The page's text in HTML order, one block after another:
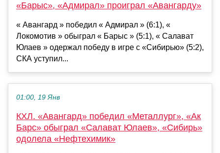
«Барыс», «Адмирал» проиграл «Авангарду»
« Авангард » победил « Адмирал » (6:1), «
Локомотив » обыграл « Барыс » (5:1), « Салават
Юлаев » одержал победу в игре с «Сибирью» (5:2),
СКА уступил...
01:00, 19 Янв
КХЛ. «Авангард» победил «Металлург», «Ак
Барс» обыграл «Салават Юлаев», «Сибирь»
одолела «Нефтехимик»